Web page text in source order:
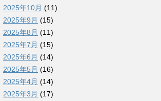
2025年10月 (11)
2025年9月 (15)
2025年8月 (11)
2025年7月 (15)
2025年6月 (14)
2025年5月 (16)
2025年4月 (14)
2025年3月 (17)